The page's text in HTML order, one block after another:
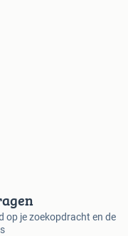
op je zoekopdracht en de